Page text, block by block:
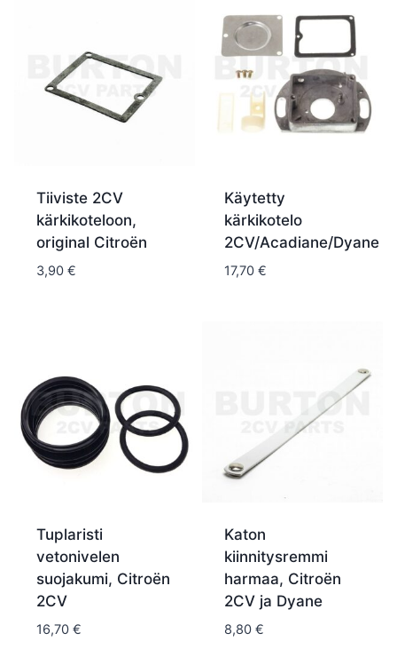
Tiiviste 2CV
kärkikoteloon,
original Citroën
3,90 €
Käytetty
kärkikotelo
2CV/Acadiane/Dyane
17,70 €
Tuplaristi
vetonivelen
suojakumi, Citroën
2CV
16,70 €
Katon
kiinnitysremmi
harmaa, Citroën
2CV ja Dyane
8,80 €